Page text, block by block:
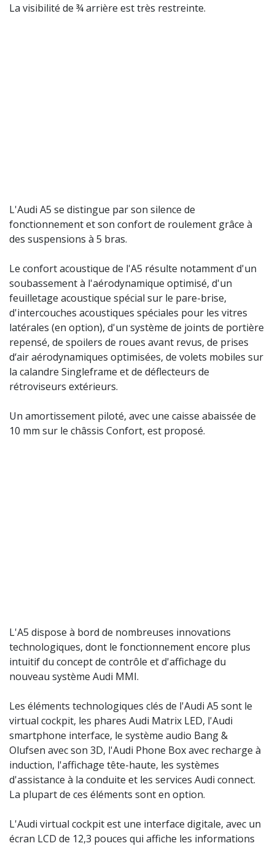
La visibilité de ¾ arrière est très restreinte.
L'Audi A5 se distingue par son silence de
fonctionnement et son confort de roulement grâce à
des suspensions à 5 bras.
Le confort acoustique de l'A5 résulte notamment d'un
soubassement à l'aérodynamique optimisé, d'un
feuilletage acoustique spécial sur le pare-brise,
d'intercouches acoustiques spéciales pour les vitres
latérales (en option), d'un système de joints de portière
repensé, de spoilers de roues avant revus, de prises
d‘air aérodynamiques optimisées, de volets mobiles sur
la calandre Singleframe et de déflecteurs de
rétroviseurs extérieurs.
Un amortissement piloté, avec une caisse abaissée de
10 mm sur le châssis Confort, est proposé.
L'A5 dispose à bord de nombreuses innovations
technologiques, dont le fonctionnement encore plus
intuitif du concept de contrôle et d'affichage du
nouveau système Audi MMI.
Les éléments technologiques clés de l'Audi A5 sont le
virtual cockpit, les phares Audi Matrix LED, l'Audi
smartphone interface, le système audio Bang &
Olufsen avec son 3D, l'Audi Phone Box avec recharge à
induction, l'affichage tête-haute, les systèmes
d'assistance à la conduite et les services Audi connect.
La plupart de ces éléments sont en option.
L'Audi virtual cockpit est une interface digitale, avec un
écran LCD de 12,3 pouces qui affiche les informations